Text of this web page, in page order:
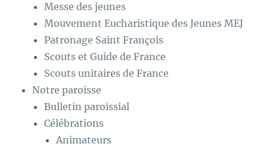
Messe des jeunes
Mouvement Eucharistique des Jeunes MEJ
Patronage Saint François
Scouts et Guide de France
Scouts unitaires de France
Notre paroisse
Bulletin paroissial
Célébrations
Animateurs